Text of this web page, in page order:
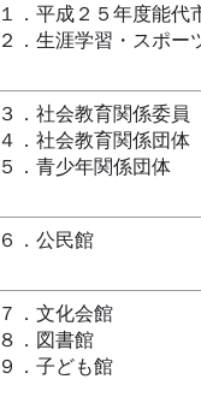
１．平成２５年度能代
２．生涯学習・スポー
３．社会教育関係委員
４．社会教育関係団体
５．青少年関係団体
６．公民館
７．文化会館
８．図書館
９．子ども館